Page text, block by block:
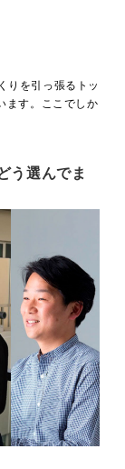
りを引っ張るトッ
ます。ここでしか
う選んでま